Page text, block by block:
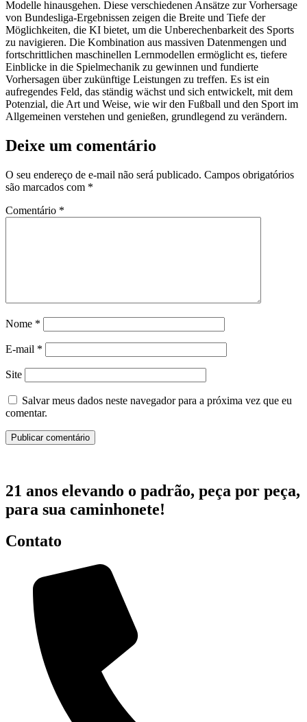
Modelle hinausgehen. Diese verschiedenen Ansätze zur Vorhersage
von Bundesliga-Ergebnissen zeigen die Breite und Tiefe der
Möglichkeiten, die KI bietet, um die Unberechenbarkeit des Sports
zu navigieren. Die Kombination aus massiven Datenmengen und
fortschrittlichen maschinellen Lernmodellen ermöglicht es, tiefere
Einblicke in die Spielmechanik zu gewinnen und fundierte
Vorhersagen über zukünftige Leistungen zu treffen. Es ist ein
aufregendes Feld, das ständig wächst und sich entwickelt, mit dem
Potenzial, die Art und Weise, wie wir den Fußball und den Sport im
Allgemeinen verstehen und genießen, grundlegend zu verändern.
Deixe um comentário
O seu endereço de e-mail não será publicado. Campos obrigatórios
são marcados com *
Comentário *
Nome *
E-mail *
Site
Salvar meus dados neste navegador para a próxima vez que eu
comentar.
21 anos elevando o padrão, peça por peça,
para sua caminhonete!
Contato